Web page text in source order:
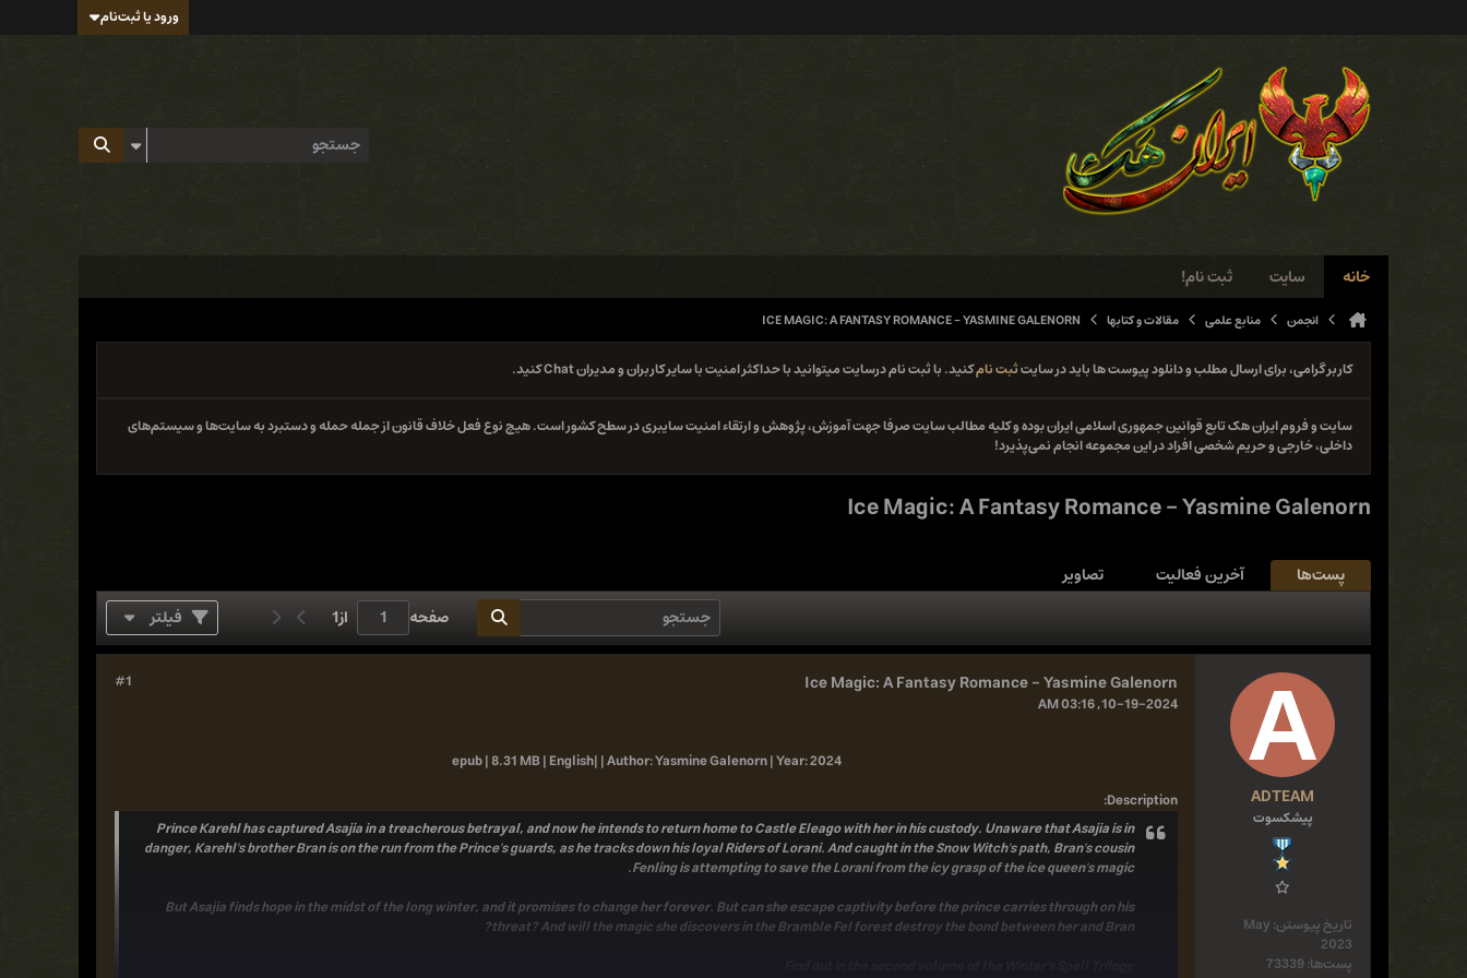
ورود یا ثبت‌نام
خانه سایت ثبت نام!
انجمن منابع علمی مقالات و کتابها ICE MAGIC: A FANTASY ROMANCE - YASMINE GALENORN
کاربر گرامی، برای ارسال مطلب و دانلود پیوست ها باید در سایتثبت نامکنید. با ثبت نام درسایت میتوانید با حداکثر امنیت با سایر کاربران و مدیران Chat کنید.
سایت و فروم ایران هک تابع قوانین جمهوری اسلامی ایران بوده و کلیه مطالب سایت صرفا جهت آموزش، پژوهش و ارتقاء امنیت سایبری در سطح کشور است. هیچ نوع فعل خلاف قانون از جمله حمله و دستبرد به سایت‌ها و سیستم‌های
داخلی، خارجی و حریم شخصی افراد در این مجموعه انجام نمی‌پذیرد!
Ice Magic: A Fantasy Romance - Yasmine Galenorn
پست‌ها آخرین فعالیت
تصاویر
صفحه
از1 فیلتر
ADTEAM
پیشکسوت
تاریخ پیوستن:May
2023
پست‌ها:73339
#1 Ice Magic: A Fantasy Romance - Yasmine Galenorn
10-19-2024, 03:16 AM
epub | 8.31 MB | English| |Author:Yasmine Galenorn |Year:2024
Description
:
Prince Karehl has captured Asajia in a treacherous betrayal, and now he intends to return home to Castle Eleago with her in his custody. Unaware that Asajia is in
danger, Karehl's brother Bran is on the run from the Prince's guards, as he tracks down his loyal Riders of Lorani. And caught in the Snow Witch's path, Bran's cousin
Fenling is attempting to save the Lorani from the icy grasp of the ice queen's magic.
But Asajia finds hope in the midst of the long winter, and it promises to change her forever. But can she escape captivity before the prince carries through on his
threat? And will the magic she discovers in the Bramble Fel forest destroy the bond between her and Bran?